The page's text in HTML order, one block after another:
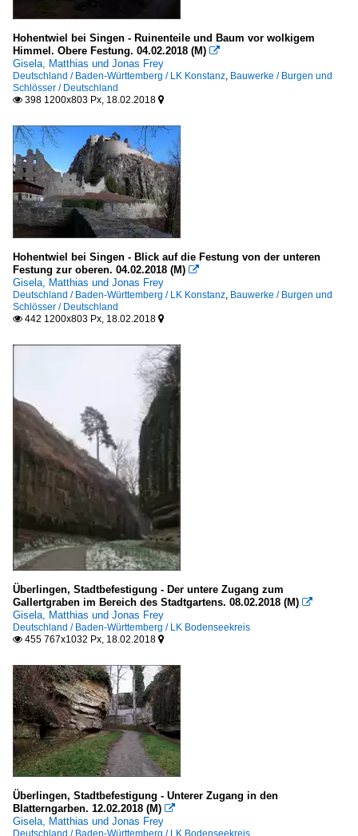
Deutschland
Sakrale Bauten
Belgien
Deutschland
Frankreich
Israel, Palästina
Norwegen
Österreich
Schweiz
Schöne Villen
Deutschland
Europa
Torbauten
Deutschland
Türme
Deutschland
Europa
Wohnbauten
Deutschland
Europa
Schweiz
Vereinigtes Königreich
Belgien
Provinz Antwerpen
Verschiedene Städte
Region Brüssel Hauptstadt
Hohentwiel bei Singen - Ruinenteile und Baum vor wolkigem
Himmel. Obere Festung. 04.02.2018 (M) 
Gisela, Matthias und Jonas Frey
Deutschland / Baden-Württemberg / LK Konstanz, Bauwerke / Burgen und
Schlösser / Deutschland
 398 1200x803 Px, 18.02.2018 
Hohentwiel bei Singen - Blick auf die Festung von der unteren
Festung zur oberen. 04.02.2018 (M) 
Gisela, Matthias und Jonas Frey
Deutschland / Baden-Württemberg / LK Konstanz, Bauwerke / Burgen und
Schlösser / Deutschland
 442 1200x803 Px, 18.02.2018 
Überlingen, Stadtbefestigung - Der untere Zugang zum
Gallertgraben im Bereich des Stadtgartens. 08.02.2018 (M) 
Gisela, Matthias und Jonas Frey
Deutschland / Baden-Württemberg / LK Bodenseekreis
 455 767x1032 Px, 18.02.2018 
Überlingen, Stadtbefestigung - Unterer Zugang in den
Blatterngarben. 12.02.2018 (M) 
Gisela, Matthias und Jonas Frey
Deutschland / Baden-Württemberg / LK Bodenseekreis